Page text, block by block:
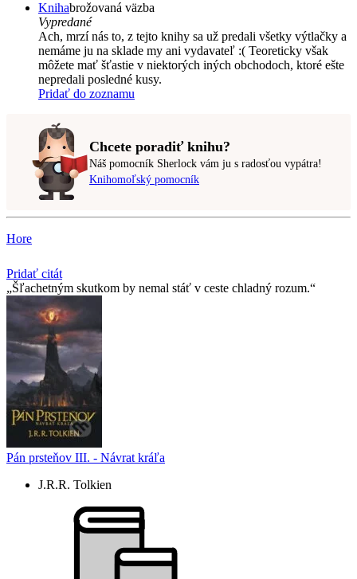
Knihabrožovaná väzba
Vypredané
Ach, mrzí nás to, z tejto knihy sa už predali všetky výtlačky a
nemáme ju na sklade my ani vydavateľ :( Teoreticky však
môžete mať šťastie v niektorých iných obchodoch, ktoré ešte
nepredali posledné kusy.
Pridať do zoznamu
Chcete poradiť knihu?
Náš pomocník Sherlock vám ju s radosťou vypátra!
Knihomoľský pomocník
Hore
Pridať citát
Šľachetným skutkom by nemal stáť v ceste chladný rozum.
Pán prsteňov III. - Návrat kráľa
J.R.R. Tolkien